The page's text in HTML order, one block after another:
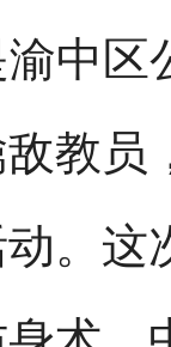
中
教
。这